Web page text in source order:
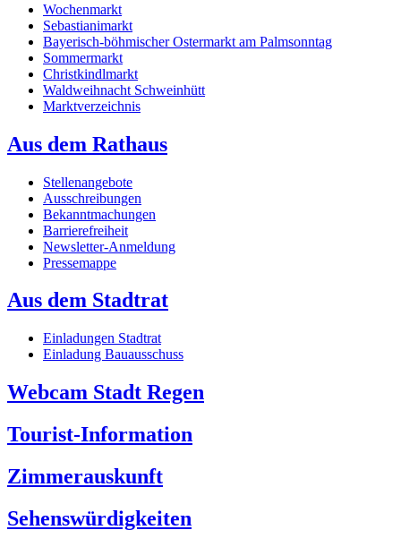
Wochenmarkt
Sebastianimarkt
Bayerisch-böhmischer Ostermarkt am Palmsonntag
Sommermarkt
Christkindlmarkt
Waldweihnacht Schweinhütt
Marktverzeichnis
Aus dem Rathaus
Stellenangebote
Ausschreibungen
Bekanntmachungen
Barrierefreiheit
Newsletter-Anmeldung
Pressemappe
Aus dem Stadtrat
Einladungen Stadtrat
Einladung Bauausschuss
Webcam Stadt Regen
Tourist-Information
Zimmerauskunft
Sehenswürdigkeiten